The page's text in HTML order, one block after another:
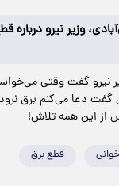
وزیر نیرو درباره
نیرو گفت وقتی
گفت دعا می‌کنم برق
این همه تلاش!
قطع برق